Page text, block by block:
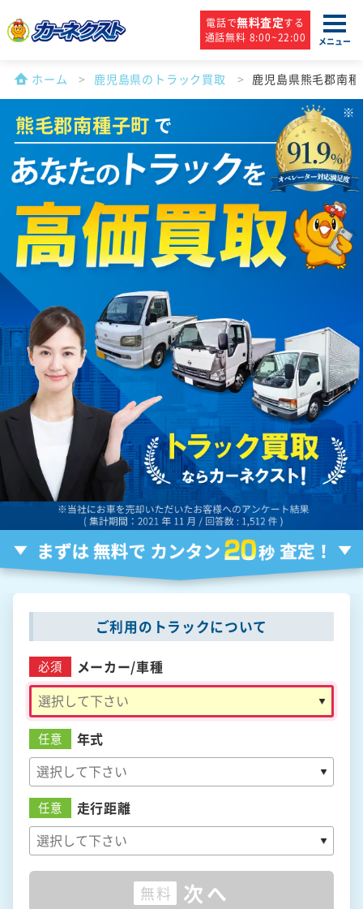
電話で無料査定する
通話無料 8:00~22:00
メニュー
ホーム 鹿児島県のトラック買取 鹿児島県熊毛郡南
熊毛郡南種子町 で
ご利用のトラックについて
必須 メーカー/車種
任意 年式
任意 走行距離
無料 次へ